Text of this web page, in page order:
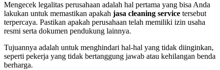
Mengecek legalitas perusahaan adalah hal pertama yang bisa Anda
lakukan untuk memastikan apakah jasa cleaning service tersebut
terpercaya. Pastikan apakah perusahaan telah memiliki izin usaha
resmi serta dokumen pendukung lainnya.
Tujuannya adalah untuk menghindari hal-hal yang tidak diinginkan,
seperti pekerja yang tidak bertanggung jawab atau kehilangan benda
berharga.